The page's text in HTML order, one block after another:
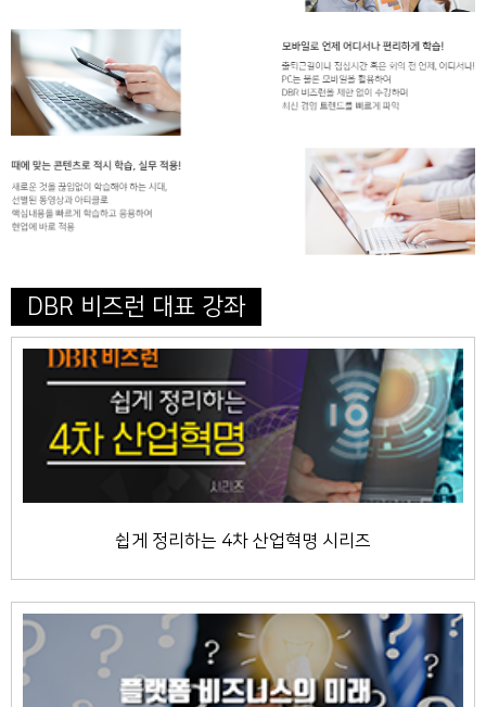
DBR 비즈런 대표 강좌
쉽게 정리하는 4차 산업혁명 시리즈